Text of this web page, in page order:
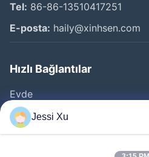
Tel: 86-86-13510417251
E-posta: haily@xinhsen.com
Hızlı Bağlantılar
Evde
Ürünler
VİDEOLAR
Jessi Xu